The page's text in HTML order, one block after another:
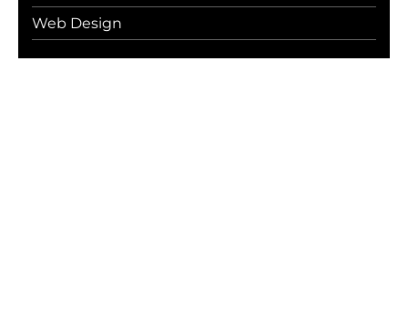
Web Design